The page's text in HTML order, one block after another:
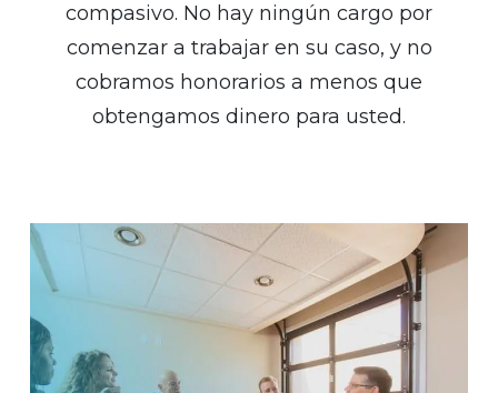
compasivo. No hay ningún cargo por
comenzar a trabajar en su caso, y no
cobramos honorarios a menos que
obtengamos dinero para usted.